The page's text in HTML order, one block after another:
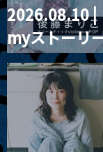
2026.08.10 |
myストーリ
藤まりこア
violence
ツ」